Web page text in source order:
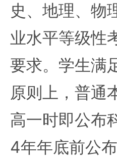
史、地理、物
业水平等级性
要求。学生满
原则上，普通
高一时即公布
4年年底前公